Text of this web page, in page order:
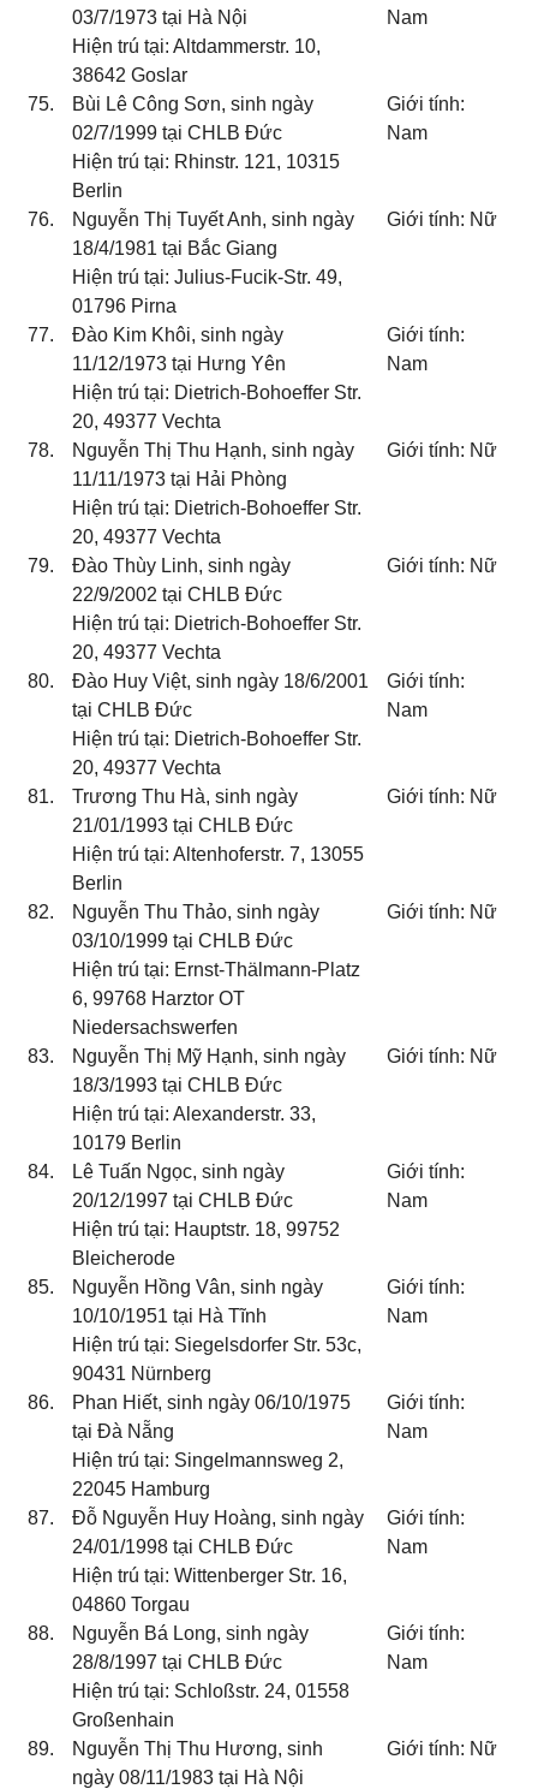
03/7/1973 tại Hà Nội
Hiện trú tại: Altdammerstr. 10,
38642 Goslar
Nam
75.
Bùi Lê Công Sơn, sinh ngày
02/7/1999 tại CHLB Đức
Hiện trú tại: Rhinstr. 121, 10315
Berlin
Giới tính:
Nam
76.
Nguyễn Thị Tuyết Anh, sinh ngày
18/4/1981 tại Bắc Giang
Hiện trú tại: Julius-Fucik-Str. 49,
01796 Pirna
Giới tính: Nữ
77.
Đào Kim Khôi, sinh ngày
11/12/1973 tại Hưng Yên
Hiện trú tại: Dietrich-Bohoeffer Str.
20, 49377 Vechta
Giới tính:
Nam
78.
Nguyễn Thị Thu Hạnh, sinh ngày
11/11/1973 tại Hải Phòng
Hiện trú tại: Dietrich-Bohoeffer Str.
20, 49377 Vechta
Giới tính: Nữ
79.
Đào Thùy Linh, sinh ngày
22/9/2002 tại CHLB Đức
Hiện trú tại: Dietrich-Bohoeffer Str.
20, 49377 Vechta
Giới tính: Nữ
80.
Đào Huy Việt, sinh ngày 18/6/2001
tại CHLB Đức
Hiện trú tại: Dietrich-Bohoeffer Str.
20, 49377 Vechta
Giới tính:
Nam
81.
Trương Thu Hà, sinh ngày
21/01/1993 tại CHLB Đức
Hiện trú tại: Altenhoferstr. 7, 13055
Berlin
Giới tính: Nữ
82.
Nguyễn Thu Thảo, sinh ngày
03/10/1999 tại CHLB Đức
Hiện trú tại: Ernst-Thälmann-Platz
6, 99768 Harztor OT
Niedersachswerfen
Giới tính: Nữ
83.
Nguyễn Thị Mỹ Hạnh, sinh ngày
18/3/1993 tại CHLB Đức
Hiện trú tại: Alexanderstr. 33,
10179 Berlin
Giới tính: Nữ
84.
Lê Tuấn Ngọc, sinh ngày
20/12/1997 tại CHLB Đức
Hiện trú tại: Hauptstr. 18, 99752
Bleicherode
Giới tính:
Nam
85.
Nguyễn Hồng Vân, sinh ngày
10/10/1951 tại Hà Tĩnh
Hiện trú tại: Siegelsdorfer Str. 53c,
90431 Nürnberg
Giới tính:
Nam
86.
Phan Hiết, sinh ngày 06/10/1975
tại Đà Nẵng
Hiện trú tại: Singelmannsweg 2,
22045 Hamburg
Giới tính:
Nam
87.
Đỗ Nguyễn Huy Hoàng, sinh ngày
24/01/1998 tại CHLB Đức
Hiện trú tại: Wittenberger Str. 16,
04860 Torgau
Giới tính:
Nam
88.
Nguyễn Bá Long, sinh ngày
28/8/1997 tại CHLB Đức
Hiện trú tại: Schloßstr. 24, 01558
Großenhain
Giới tính:
Nam
89.
Nguyễn Thị Thu Hương, sinh
ngày 08/11/1983 tại Hà Nội
Giới tính: Nữ